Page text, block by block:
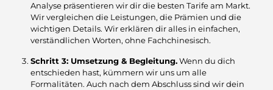
Analyse präsentieren wir dir die besten Tarife am Markt.
Wir vergleichen die Leistungen, die Prämien und die
wichtigen Details. Wir erklären dir alles in einfachen,
verständlichen Worten, ohne Fachchinesisch.
Schritt 3: Umsetzung & Begleitung.Wenn du dich
entschieden hast, kümmern wir uns um alle
Formalitäten. Auch nach dem Abschluss sind wir dein